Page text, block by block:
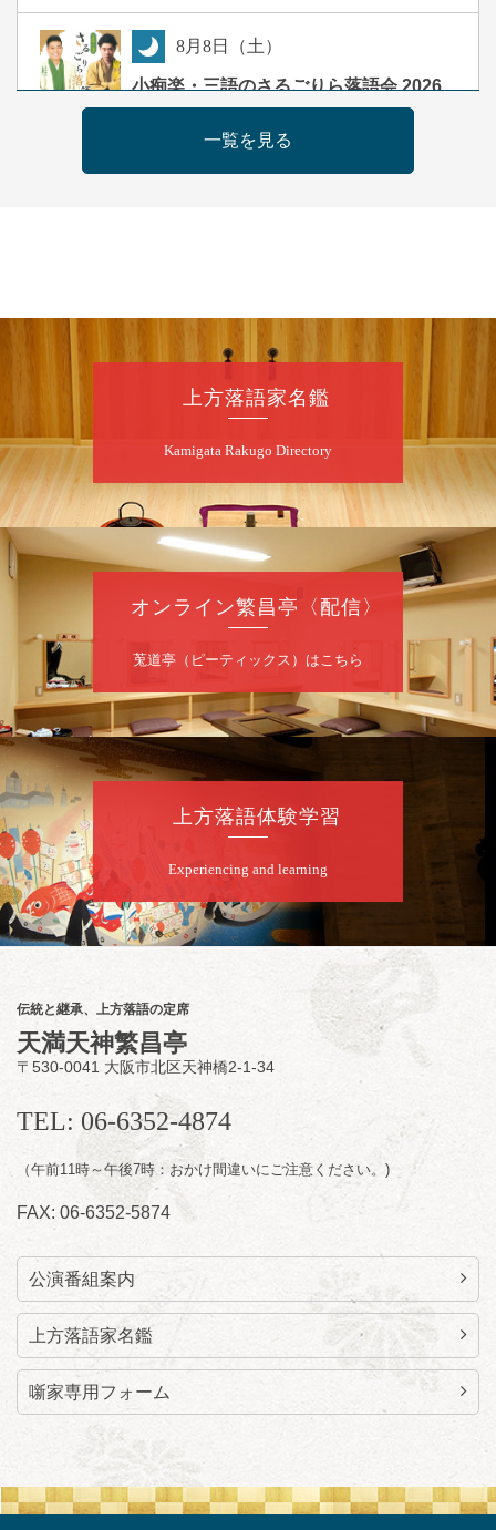
8月8日（土）
小痴楽・三語のさるごりら落語会 2026
開演：午後6時（5時30分開場）全席指定
前売3,500円 当日4,000円
第98回 桂慶枝の早起き寄席～親子の噺
スペシャル～
僧」／桂三実「ワンワン」／桂慶枝「せんた
開演：午前10時（9時30分開場）1F全席指
定 2F全席自由
前売2,000円 当日2,500円 25歳以下前売・
当日共1,000円
お問合せ：落語ファクトリー 0120-874-315
8月 9 日（日）
昼席：番組案内
桂二豆／露の瑞／桂きん太郎／いわみせいじ
（似顔絵）／桂三扇／桂文太～仲入～笑福亭
笑利／笑福亭仁福／幸助福助（漫才）／桂春
若
8月9日（日）
らららのらくご会④
桂雀太「まんじゅうこわい」／桂三度「青
菜」／桂三実「ミュージック野菜ステーショ
ン」／桂九ノ一「胴乱の幸助」／代走みつく
に「なんのこっちゃねんあれこれ」
開演：午後6時（5時30分開場）全席指定
前売3,000円 当日3,500円
お問合せ：らららのらくご会予約事務局
090-6976-1777 email：
lalalanorakugo@gmail.com
一覧を見る
上方落語家名鑑
Kamigata Rakugo Directory
オンライン繁昌亭〈配信〉
莵道亭（ピーティックス）はこちら
上方落語体験学習
Experiencing and learning
伝統と継承、上方落語の定席
天満天神繁昌亭
〒530-0041 大阪市北区天神橋2-1-34
TEL: 06-6352-4874
（午前11時～午後7時：おかけ間違いにご注意ください。)
FAX: 06-6352-5874
公演番組案内
上方落語家名鑑
噺家専用フォーム